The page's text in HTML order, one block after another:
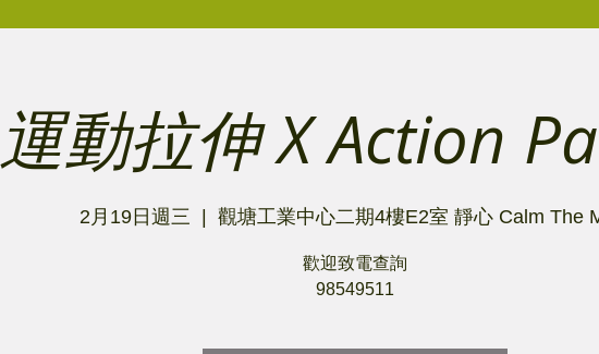
運動拉伸 X Action
2月19日週三 觀塘工業中心二期4樓E2室 靜心 Calm The
歡迎致電查詢
98549511